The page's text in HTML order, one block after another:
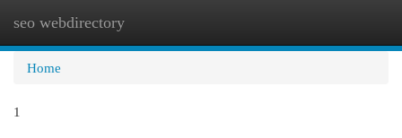
seo webdirectory
Home
1